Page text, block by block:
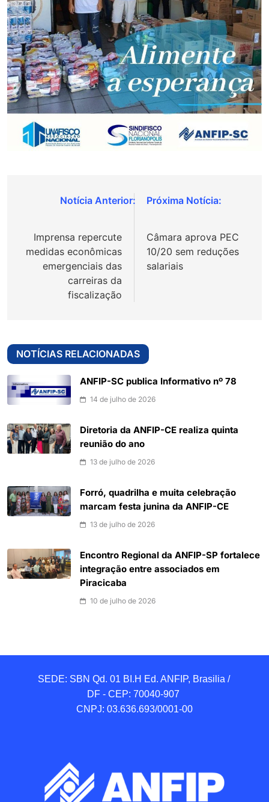
Navegação
Post
Imprensa repercute
medidas econômicas
emergenciais das
carreiras da
fiscalização
Câmara aprova PEC
10/20 sem reduções
salariais
NOTÍCIAS RELACIONADAS
ANFIP-SC publica Informativo nº 78
14 de julho de 2026
Diretoria da ANFIP-CE realiza quinta
reunião do ano
13 de julho de 2026
Forró, quadrilha e muita celebração
marcam festa junina da ANFIP-CE
13 de julho de 2026
Encontro Regional da ANFIP-SP fortalece
integração entre associados em
Piracicaba
10 de julho de 2026
SEDE: SBN Qd. 01 BI.H Ed. ANFIP, Brasilia /
DF - CEP: 70040-907
CNPJ: 03.636.693/0001-00